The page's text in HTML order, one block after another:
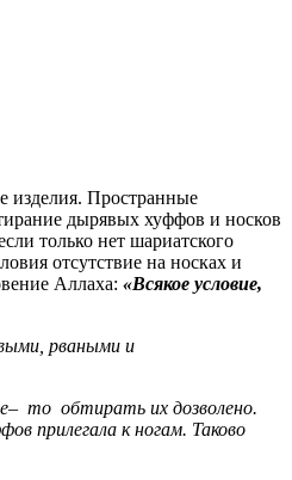
изделия. Пространные
дырявых хуффов и носков
только нет шариатского
отсутствие на носках и
Аллаха: «Всякое условие,
рваными и
то обтирать их дозволено.
прилегала к ногам. Таково